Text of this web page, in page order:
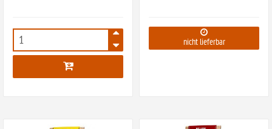
6913 nicht lieferbar